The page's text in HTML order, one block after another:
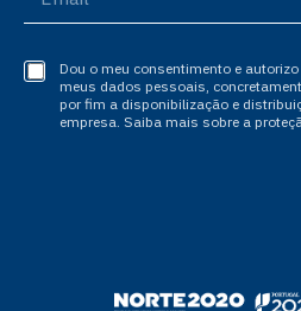
Dou o meu consentimento e
meus dados pessoais,
por fim a disponibilização e
empresa. Saiba mais sobre a